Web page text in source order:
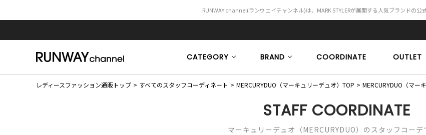
RUNWAY channel(ランウェイチャンネル)は、MARK STYLERが展開する人気ブランドの公
CATEGORY BRAND COORDINATE OUTLET
レディースファッション通販トップ すべてのスタッフコーディネート MERCURYDUO（マーキュリーデュオ）TOP MERCURYDUO（マー
STAFF COORDINATE
マーキュリーデュオ（MERCURYDUO）のスタッフコーデ